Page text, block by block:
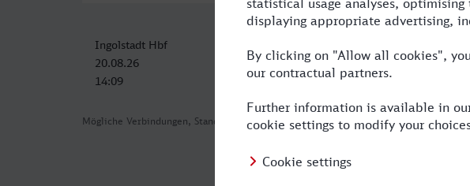
Mögliche Verbindungen, Stand: 2026-08-06 05:43
Ingolstadt Hbf
20.08.26
14:09
20.08.26